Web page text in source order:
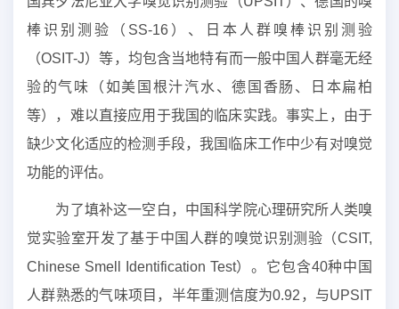
棒识别测验（SS-16）、日本人群嗅棒识别测验
（OSIT-J）等，均包含当地特有而一般中国人群毫无经
验的气味（如美国根汁汽水、德国香肠、日本扁柏
等），难以直接应用于我国的临床实践。事实上，由于
缺少文化适应的检测手段，我国临床工作中少有对嗅觉
功能的评估。
为了填补这一空白，中国科学院心理研究所人类嗅
觉实验室开发了基于中国人群的嗅觉识别测验（CSIT,
Chinese Smell Identification Test）。它包含40种中国
人群熟悉的气味项目，半年重测信度为0.92，与UPSIT